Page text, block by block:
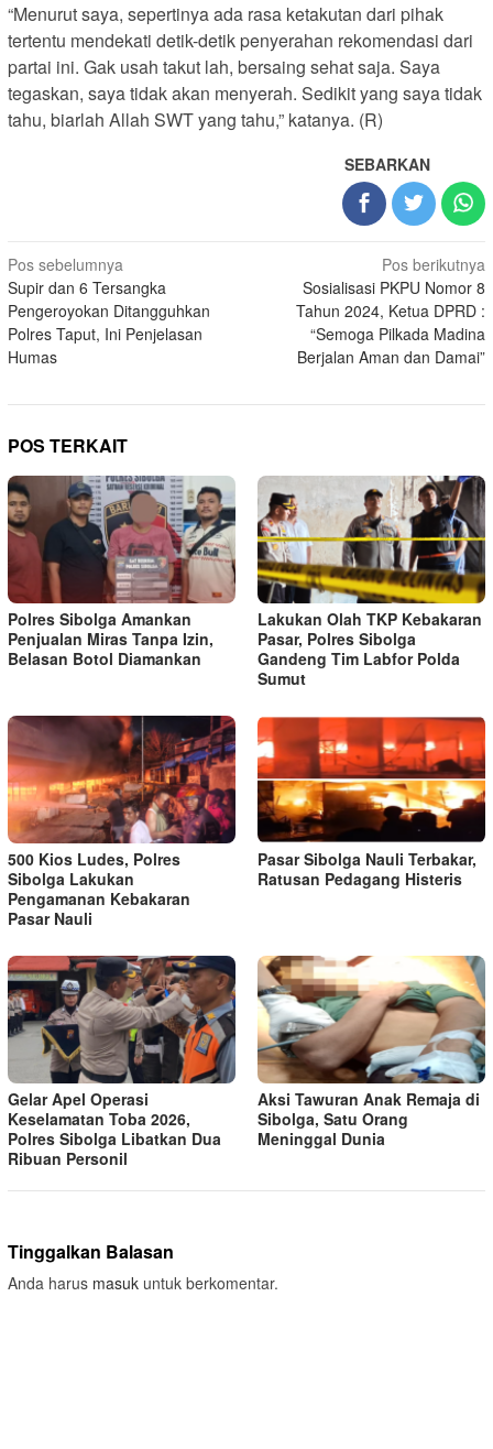
“Menurut saya, sepertinya ada rasa ketakutan dari pihak
tertentu mendekati detik-detik penyerahan rekomendasi dari
partai ini. Gak usah takut lah, bersaing sehat saja. Saya
tegaskan, saya tidak akan menyerah. Sedikit yang saya tidak
tahu, biarlah Allah SWT yang tahu,” katanya. (R)
SEBARKAN
Navigasi
pos
Pos sebelumnya
Supir dan 6 Tersangka
Pengeroyokan Ditangguhkan
Polres Taput, Ini Penjelasan
Humas
Pos berikutnya
Sosialisasi PKPU Nomor 8
Tahun 2024, Ketua DPRD :
“Semoga Pilkada Madina
Berjalan Aman dan Damai”
POS TERKAIT
Polres Sibolga Amankan
Penjualan Miras Tanpa Izin,
Belasan Botol Diamankan
Lakukan Olah TKP Kebakaran
Pasar, Polres Sibolga
Gandeng Tim Labfor Polda
Sumut
500 Kios Ludes, Polres
Sibolga Lakukan
Pengamanan Kebakaran
Pasar Nauli
Pasar Sibolga Nauli Terbakar,
Ratusan Pedagang Histeris
Gelar Apel Operasi
Keselamatan Toba 2026,
Polres Sibolga Libatkan Dua
Ribuan Personil
Aksi Tawuran Anak Remaja di
Sibolga, Satu Orang
Meninggal Dunia
Tinggalkan Balasan
Anda harus masuk untuk berkomentar.